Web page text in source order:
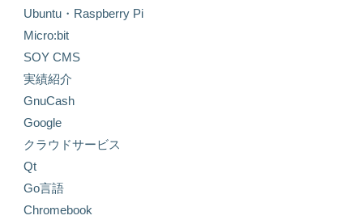
Ubuntu・Raspberry Pi
Micro:bit
SOY CMS
実績紹介
GnuCash
Google
クラウドサービス
Qt
Go言語
Chromebook